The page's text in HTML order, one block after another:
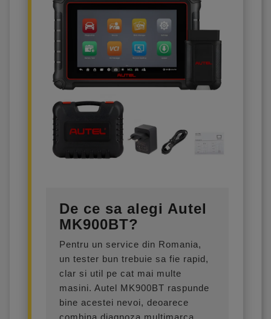
De ce sa alegi Autel
MK900BT?
Pentru un service din Romania,
un tester bun trebuie sa fie rapid,
clar si util pe cat mai multe
masini. Autel MK900BT raspunde
bine acestei nevoi, deoarece
combina diagnoza multimarca,